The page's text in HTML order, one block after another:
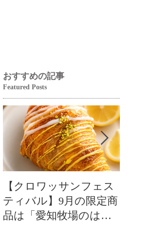
おすすめの記事
Featured Posts
【クロワッサンフェス
ティバル】9月の限定商
品は「愛知牧場のはち